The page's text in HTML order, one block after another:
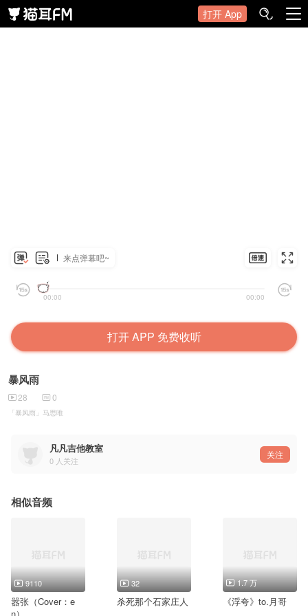
打开 App
来点弹幕吧~
00:00 00:00
打开 APP 免费收听
暴风雨
28 0
「暴风雨」马思唯
凡凡吉他教室
0 人关注
关注
相似音频
9110
嚣张（Cover：e
32
杀死那个石家庄人
1.7 万
《浮夸》to.月哥